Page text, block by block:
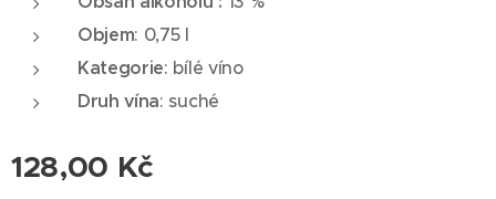
Objem: 0,75 l
Kategorie: bílé víno
Druh vína: suché
128,00 Kč